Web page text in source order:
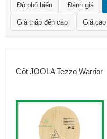
Độ phổ biến Đánh giá
Giá thấp đến cao Giá
Cốt JOOLA Tezzo Warrior